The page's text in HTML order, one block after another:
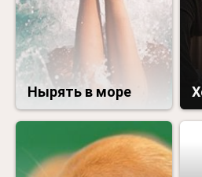
Нырять в море